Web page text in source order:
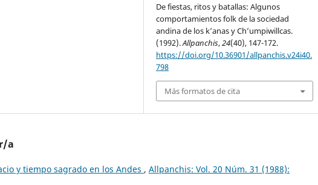
De fiestas, ritos y batallas: Algunos
comportamientos folk de la sociedad
andina de los k’anas y Ch’umpiwillcas.
(1992).Allpanchis,24(40), 147-172.
https://doi.org/10.36901/allpanchis.v24i40.
798
Más formatos de cita
a
y tiempo sagrado en los Andes , Allpanchis: Vol. 20 Núm. 31 (1988):